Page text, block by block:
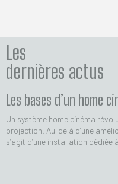
Les
dernières actus
Les bases d’un home
Un système home cinéma
projection. Au-delà d’une
s’agit d’une installation dédiée